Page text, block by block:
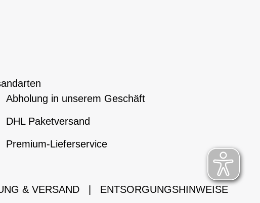
Abholung in unserem Geschäft
DHL Paketversand
Premium-Lieferservice
& VERSAND ENTSORGUNGSHINWEISE